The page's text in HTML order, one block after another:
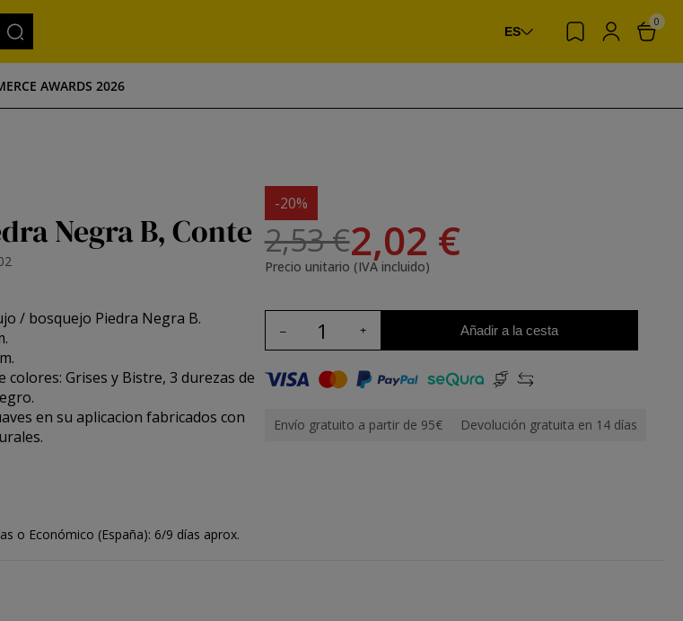
ES
0
AWARDS 2026
Negra B, Conte
/ bosquejo Piedra Negra B.
colores: Grises y Bistre, 3 durezas de
en su aplicacion fabricados con
-20%
2,53 €2,02 €
Precio unitario (IVA incluido)
Añadir a la cesta
Envío gratuito a partir de 95€ Devolución gratuita en 14 días
o Económico (España): 6/9 días aprox.